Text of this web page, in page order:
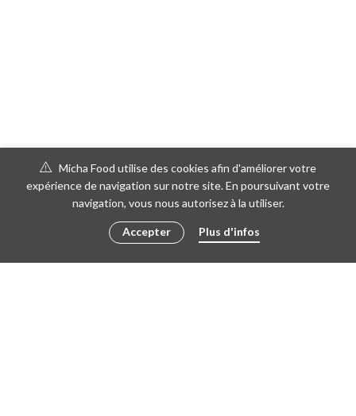
Micha Food utilise des cookies afin d'améliorer votre
expérience de navigation sur notre site. En poursuivant votre
navigation, vous nous autorisez à la utiliser.
Accepter Plus d'infos